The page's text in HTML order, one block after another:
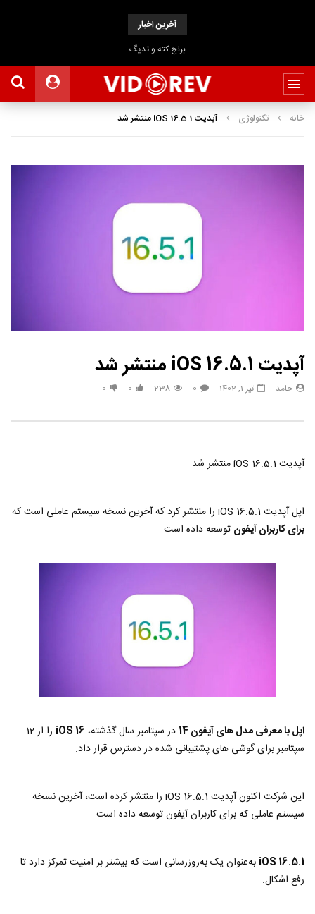
آخرین اخبار
برنج کته و تدیگ
خانه تکنولوژی آپدیت iOS 16.5.1 منتشر شد
آپدیت iOS 16.5.1 منتشر شد
حامد تیر 1, 1402 0
238
0
0
آپدیت iOS 16.5.1 منتشر شد
اپل آپدیت iOS 16.5.1 را منتشر کرد که آخرین نسخه سیستم عاملی است که
برای کاربران آیفون توسعه داده است.
اپل با معرفی مدل های آیفون 14 در سپتامبر سال گذشته، iOS 16
را از 12
سپتامبر برای گوشی های پشتیبانی شده در دسترس قرار داد.
این شرکت اکنون آپدیت iOS 16.5.1 را منتشر کرده است، آخرین نسخه
سیستم عاملی که برای کاربران آیفون توسعه داده است.
iOS 16.5.1 به‌عنوان یک به‌روزرسانی است که بیشتر بر امنیت تمرکز دارد تا
رفع اشکال.